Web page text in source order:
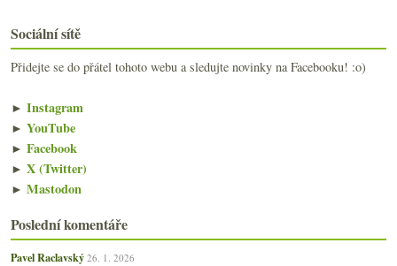
Sociální sítě
Přidejte se do přátel tohoto webu a sledujte novinky na Facebooku! :o)
► Instagram
► YouTube
► Facebook
► X (Twitter)
► Mastodon
Poslední komentáře
Pavel Raclavský 26. 1. 2026